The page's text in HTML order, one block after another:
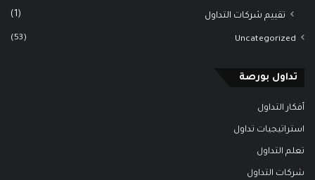
تقييم شركات التداول (1)
Uncategorized
(53)
تداول بورصة
أفكار التداول
استراتيجيات تداول
تعلم التداول
شركات التداول